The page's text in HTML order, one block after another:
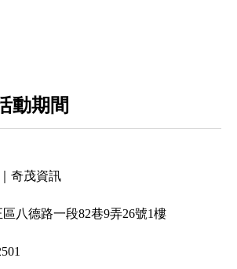
動期間
奇茂資訊
八德路一段82巷9弄26號1樓